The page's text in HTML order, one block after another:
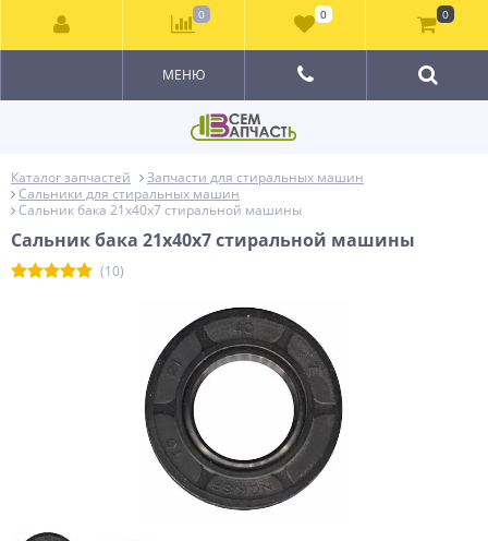
МЕНЮ
Каталог запчастей
Запчасти для стиральных машин
Сальники для стиральных машин
Сальник бака 21x40x7 стиральной машины
Сальник бака 21x40x7 стиральной машины
(10)
0 0 0